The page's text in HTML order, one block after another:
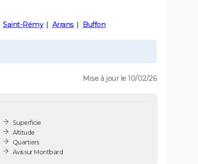
Saint-Rémy Arrans Buffon
Mise à jour le 10/02/26
Superficie
Altitude
Quartiers
Avis sur Montbard